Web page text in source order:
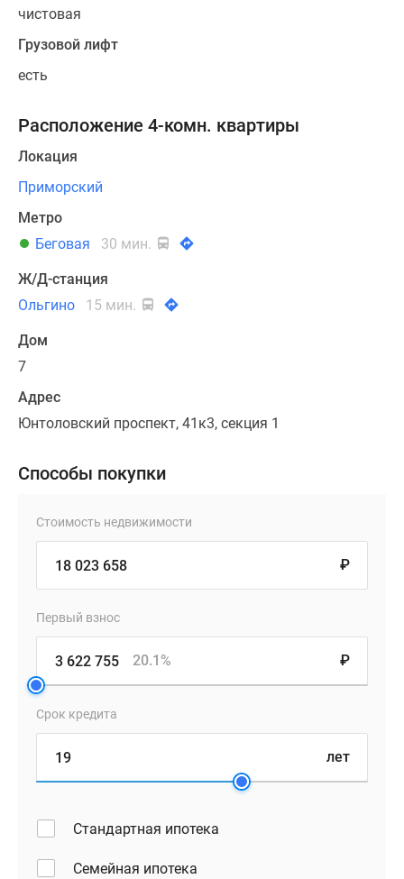
чистовая
Грузовой лифт
есть
Расположение 4-комн. квартиры
Локация
Приморский
Метро
Беговая
30 мин.
Ж/Д-станция
Ольгино
15 мин.
Дом
7
Адрес
Юнтоловский проспект, 41к3, секция 1
Способы покупки
Стоимость недвижимости
₽
Первый взнос
₽
20.1%
Срок кредита
лет
Стандартная ипотека
Семейная ипотека